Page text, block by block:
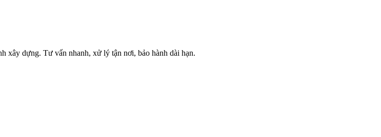
xây dựng. Tư vấn nhanh, xử lý tận nơi, bảo hành dài hạn.